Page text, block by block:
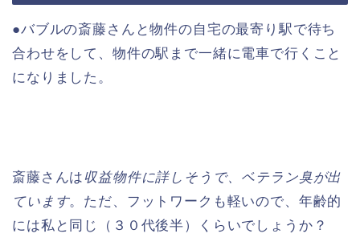
●バブルの斎藤さんと物件の自宅の最寄り駅で待ち
合わせをして、物件の駅まで一緒に電車で行くこと
になりました。
斎藤さんは 収益物件に詳しそうで、ベテラン臭が出
ています。ただ、フットワークも軽いので、年齢的
には私と同じ（３０代後半）くらいでしょうか？